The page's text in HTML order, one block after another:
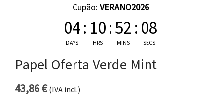
Cupão: VERANO2026
04
DAYS
: 10
HRS
:52
MINS
: 08
SECS
Papel Oferta Verde Mint
43,86€(IVA incl.)